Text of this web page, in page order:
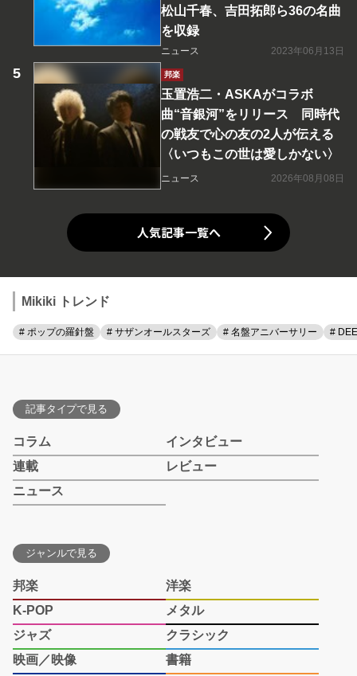
松山千春、吉田拓郎ら36の名曲
を収録
ニュース 2023年06月13日
邦楽
玉置浩二・ASKAがコラボ
曲“音銀河”をリリース 同時代
の戦友で心の友の2人が伝える
〈いつもこの世は愛しかない〉
ニュース 2026年08月08日
人気記事一覧へ
Mikiki トレンド
# ポップの羅針盤 # サザンオールスターズ # 名盤アニバーサリー #
記事タイプで見る
コラム
インタビュー
連載
レビュー
ニュース
ジャンルで見る
邦楽
洋楽
K-POP
メタル
ジャズ
クラシック
映画／映像
書籍